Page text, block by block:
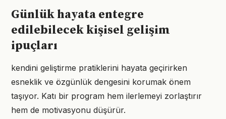
Günlük hayata entegre
edilebilecek kişisel gelişim
ipuçları
kendini geliştirme pratiklerini hayata geçirirken
esneklik ve özgünlük dengesini korumak önem
taşıyor. Katı bir program hem ilerlemeyi zorlaştırır
hem de motivasyonu düşürür.